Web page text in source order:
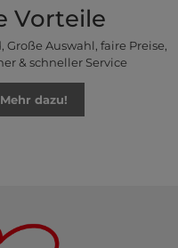
Vorteile
Auswahl, faire Preise,
& schneller Service
Mehr dazu!